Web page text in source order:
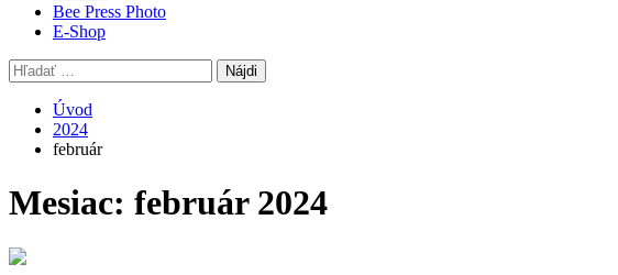
Bee Press Photo
E-Shop
Hľadať:
Úvod
2024
február
Mesiac: február 2024